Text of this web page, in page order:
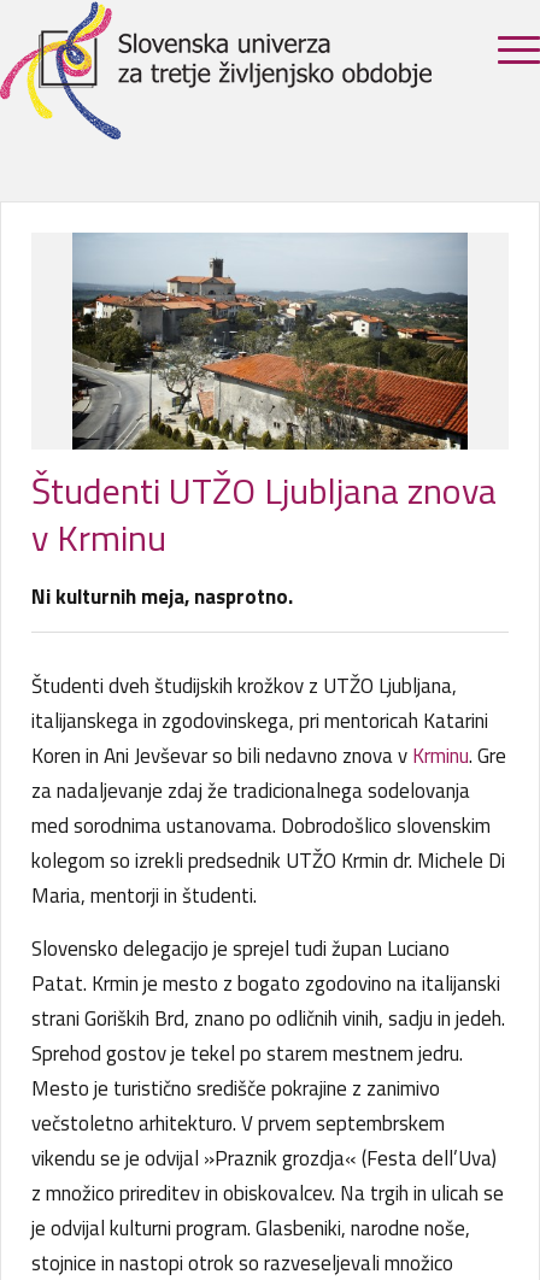
Študenti UTŽO Ljubljana znova
v Krminu
Ni kulturnih meja, nasprotno.
Študenti dveh študijskih krožkov z UTŽO Ljubljana,
italijanskega in zgodovinskega, pri mentoricah Katarini
Koren in Ani Jevševar so bili nedavno znova vKrminu. Gre
za nadaljevanje zdaj že tradicionalnega sodelovanja
med sorodnima ustanovama. Dobrodošlico slovenskim
kolegom so izrekli predsednik UTŽO Krmin dr. Michele Di
Maria, mentorji in študenti.
Slovensko delegacijo je sprejel tudi župan Luciano
Patat. Krmin je mesto z bogato zgodovino na italijanski
strani Goriških Brd, znano po odličnih vinih, sadju in jedeh.
Sprehod gostov je tekel po starem mestnem jedru.
Mesto je turistično središče pokrajine z zanimivo
večstoletno arhitekturo. V prvem septembrskem
vikendu se je odvijal »Praznik grozdja« (Festa dell’Uva)
z množico prireditev in obiskovalcev. Na trgih in ulicah se
je odvijal kulturni program. Glasbeniki, narodne noše,
stojnice in nastopi otrok so razveseljevali množico